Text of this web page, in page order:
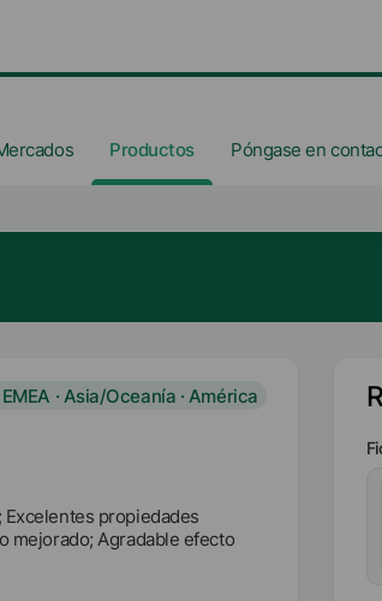
Productos Póngase en
EMEA · Asia/Oceanía · América
propiedades
mejorado; Agradable efecto